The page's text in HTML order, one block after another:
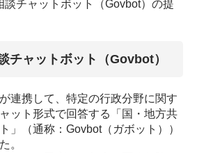
談チャットボット（Govbot）の提
チャットボット（Govbot）
連携して、特定の行政分野に関す
ット形式で回答する「国・地方共
」（通称：Govbot（ガボット））
。